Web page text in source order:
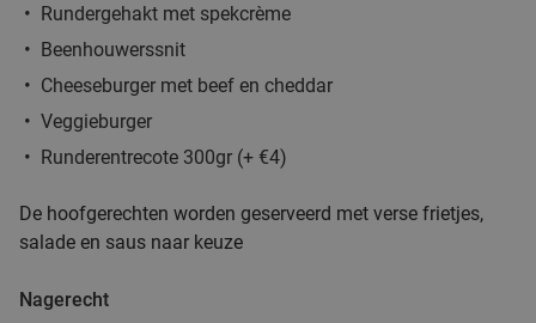
Rundergehakt met spekcrème
Beenhouwerssnit
Cheeseburger met beef en cheddar
Veggieburger
Runderentrecote 300gr (+ €4)
De hoofgerechten worden geserveerd met verse frietjes,
salade en saus naar keuze
Nagerecht